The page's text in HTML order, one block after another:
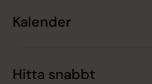
Kalender
Hitta snabbt